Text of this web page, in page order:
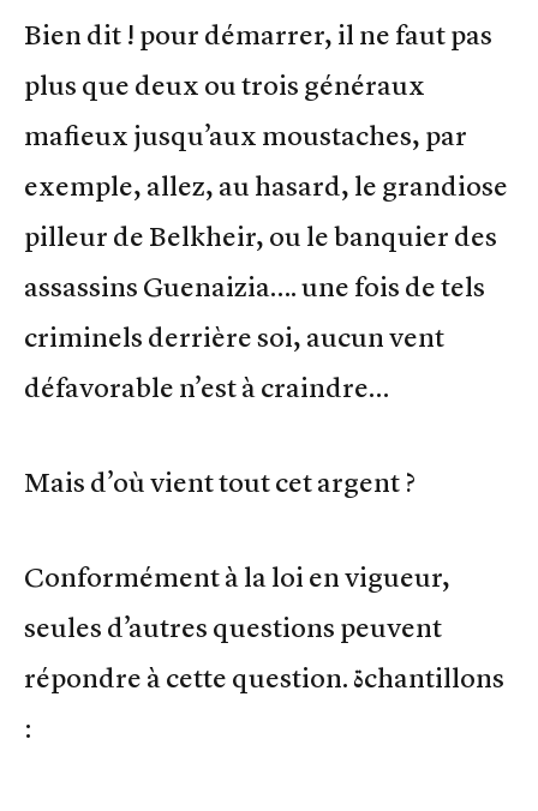
Bien dit ! pour démarrer, il ne faut pas
plus que deux ou trois généraux
mafieux jusqu’aux moustaches, par
exemple, allez, au hasard, le grandiose
pilleur de Belkheir, ou le banquier des
assassins Guenaizia…. une fois de tels
criminels derrière soi, aucun vent
défavorable n’est à craindre…
Mais d’où vient tout cet argent ?
Conformément à la loi en vigueur,
seules d’autres questions peuvent
répondre à cette question. ةchantillons
: